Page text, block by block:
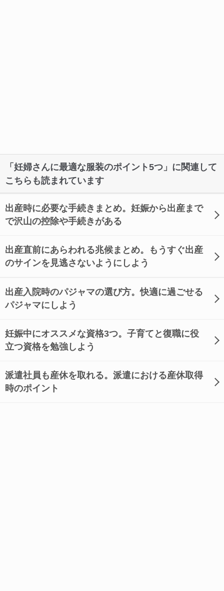
「妊婦さんに最適な服装のポイント5つ」に関連して
こちらも読まれています
出産時に必要な手続きまとめ。妊娠から出産まで
で沢山の控除や手続きがある
出産直前にあらわれる兆候まとめ。もうすぐ出産
のサインを見逃さないようにしよう
出産入院時のパジャマの選び方。快適に過ごせる
パジャマにしよう
妊娠中にオススメな資格3つ。子育てと復職に役
立つ資格を勉強しよう
派遣社員も産休を取れる。派遣における産休取得
時のポイント